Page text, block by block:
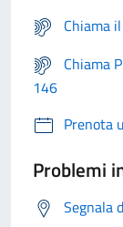
Chiama
Chiama
146
Prenota
Problemi
Segnala